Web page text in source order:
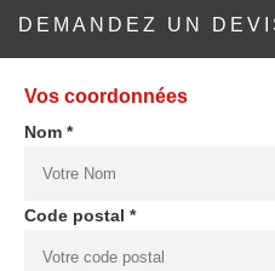
DEMANDEZ UN
Vos coordonnées
Nom *
Code postal *